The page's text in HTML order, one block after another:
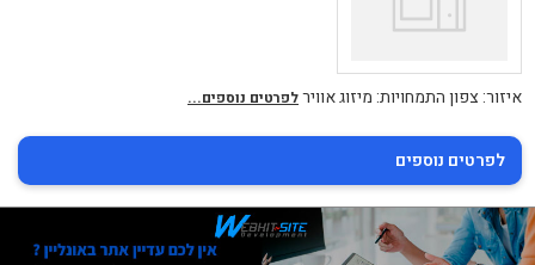
איזור: צפון התמחויות: מיזוג אווירלפרטים נוספים...
לפרטים נוספים